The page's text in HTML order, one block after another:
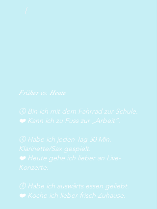
/
𝐹𝑟üℎ𝑒𝑟 𝑣𝑠. 𝐻𝑒𝑢𝑡𝑒
🕔 Bin ich mit dem Fahrrad zur Schule.
❤️ Kann ich zu Fuss zur „Arbeit“.
🕔 Habe ich jeden Tag 30 Min.
Klarinette/Sax gespielt.
❤️ Heute gehe ich lieber an Live-
Konzerte.
🕔 Habe ich auswärts essen geliebt.
❤️ Koche ich lieber frisch Zuhause.